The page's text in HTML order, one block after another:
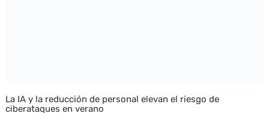
La IA y la reducción de personal elevan el riesgo de
ciberataques en verano